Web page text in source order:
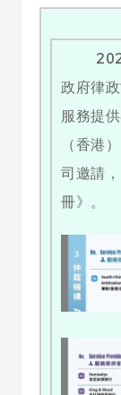
2026
政府律
服務提
（香港
司邀請
冊》。